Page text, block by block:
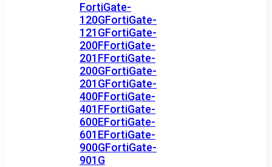
FortiGate-
120GFortiGate-
121GFortiGate-
200FFortiGate-
201FFortiGate-
200GFortiGate-
201GFortiGate-
400FFortiGate-
401FFortiGate-
600EFortiGate-
601EFortiGate-
900GFortiGate-
901G